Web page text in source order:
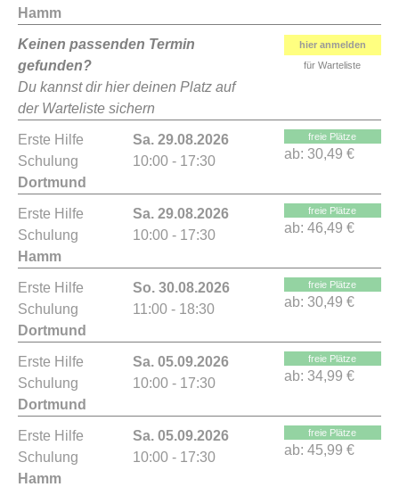
Hamm
Keinen passenden Termin
gefunden?
Du kannst dir hier deinen Platz auf
der Warteliste sichern
hier anmelden
für Warteliste
Erste Hilfe
Schulung
Dortmund
Sa. 29.08.2026
10:00 - 17:30
freie Plätze
ab: 30,49 €
Erste Hilfe
Schulung
Hamm
Sa. 29.08.2026
10:00 - 17:30
freie Plätze
ab: 46,49 €
Erste Hilfe
Schulung
Dortmund
So. 30.08.2026
11:00 - 18:30
freie Plätze
ab: 30,49 €
Erste Hilfe
Schulung
Dortmund
Sa. 05.09.2026
10:00 - 17:30
freie Plätze
ab: 34,99 €
Erste Hilfe
Schulung
Hamm
Sa. 05.09.2026
10:00 - 17:30
freie Plätze
ab: 45,99 €